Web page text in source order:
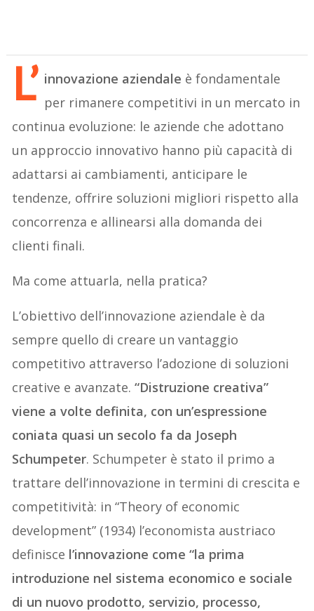
L’ innovazione aziendale è fondamentale
per rimanere competitivi in un mercato in
continua evoluzione: le aziende che adottano
un approccio innovativo hanno più capacità di
adattarsi ai cambiamenti, anticipare le
tendenze, offrire soluzioni migliori rispetto alla
concorrenza e allinearsi alla domanda dei
clienti finali.
Ma come attuarla, nella pratica?
L’obiettivo dell’innovazione aziendale è da
sempre quello di creare un vantaggio
competitivo attraverso l’adozione di soluzioni
creative e avanzate.“Distruzione creativa”
viene a volte definita, con un’espressione
coniata quasi un secolo fa da Joseph
Schumpeter. Schumpeter è stato il primo a
trattare dell’innovazione in termini di crescita e
competitività: in “Theory of economic
development” (1934) l’economista austriaco
definisce l’innovazione come “la prima
introduzione nel sistema economico e sociale
di un nuovo prodotto, servizio, processo,